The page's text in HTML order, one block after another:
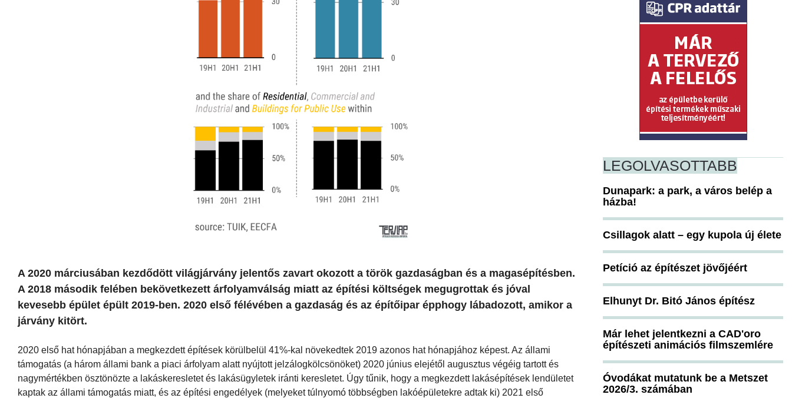
A 2020 márciusában kezdődött világjárvány jelentős zavart okozott a török gazdaságban és a magasépítésben.
A 2018 második felében bekövetkezett árfolyamválság miatt az építési költségek megugrottak és jóval
kevesebb épület épült 2019-ben. 2020 első félévében a gazdaság és az építőipar épphogy lábadozott, amikor a
járvány kitört.
2020 első hat hónapjában a megkezdett építések körülbelül 41%-kal növekedtek 2019 azonos hat hónapjához képest. Az állami
támogatás (a három állami bank a piaci árfolyam alatt nyújtott jelzálogkölcsönöket) 2020 június elejétől augusztus végéig tartott és
nagymértékben ösztönözte a lakáskeresletet és lakásügyletek iránti keresletet. Úgy tűnik, hogy a megkezdett lakásépítések lendületet
kaptak az állami támogatás miatt, és az építési engedélyek (melyeket túlnyomó többségben lakóépületekre adtak ki) 2021 első
LEGOLVASOTTABB
Dunapark: a park, a város belép a
házba!
Csillagok alatt – egy kupola új élete
Petíció az építészet jövőjéért
Elhunyt Dr. Bitó János építész
Már lehet jelentkezni a CAD'oro
építészeti animációs filmszemlére
Óvodákat mutatunk be a Metszet
2026/3. számában